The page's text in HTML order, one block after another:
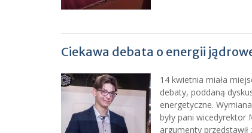
Ciekawa debata o energii
14 kwietnia miała
debaty, poddaną
energetyczne.
były pani wicedyrektor
argumenty przedstawił